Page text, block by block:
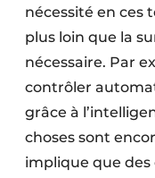
nécessité en ces
plus loin que la
nécessaire. Par
contrôler
grâce à
choses sont
implique que des